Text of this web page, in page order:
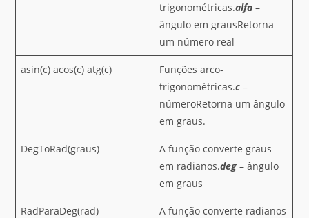
trigonométricas.alfa –
ângulo em grausRetorna
um número real
asin(c) acos(c) atg(c)
Funções arco-
trigonométricas.c –
númeroRetorna um ângulo
em graus.
DegToRad(graus)
A função converte graus
em radianos.deg – ângulo
em graus
RadParaDeg(rad)
A função converte radianos